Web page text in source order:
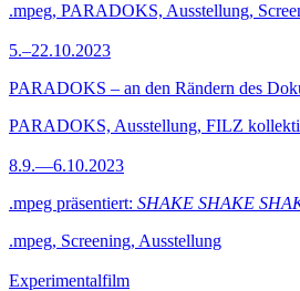
.mpeg, PARADOKS, Ausstellung,
5.–22.10.2023
PARADOKS – an den Rändern des
PARADOKS, Ausstellung, FILZ
8.9.—6.10.2023
.mpeg präsentiert: SHAKE SHAKE
.mpeg, Screening, Ausstellung
Experimentalfilm